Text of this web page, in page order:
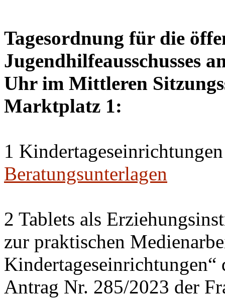
Tagesordnung für die
Jugendhilfeausschusses
Uhr im Mittleren
Marktplatz 1:
1
Beratungsunterlagen
2 Tablets als
zur praktischen
Kindertageseinrichtungen“
Antrag Nr. 285/2023 der